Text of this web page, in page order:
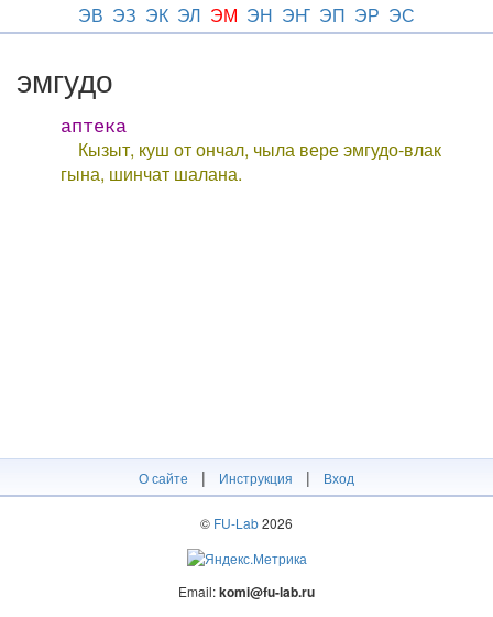
ЭВ ЭЗ ЭК ЭЛ ЭМ ЭН ЭҤ ЭП ЭР ЭС
эмгудо
аптека
Кызыт, куш от ончал, чыла вере эмгудо-влак
гына, шинчат шалана.
О сайте | Инструкция | Вход
© FU-Lab2026
Email:komi@fu-lab.ru